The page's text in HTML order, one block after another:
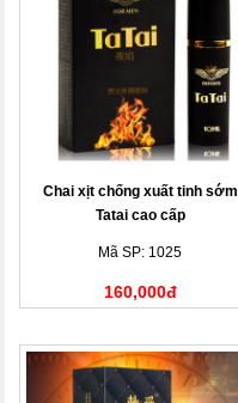
Chai xịt chống xuất tinh sớm
Tatai cao cấp
Mã SP: 1025
160,000đ